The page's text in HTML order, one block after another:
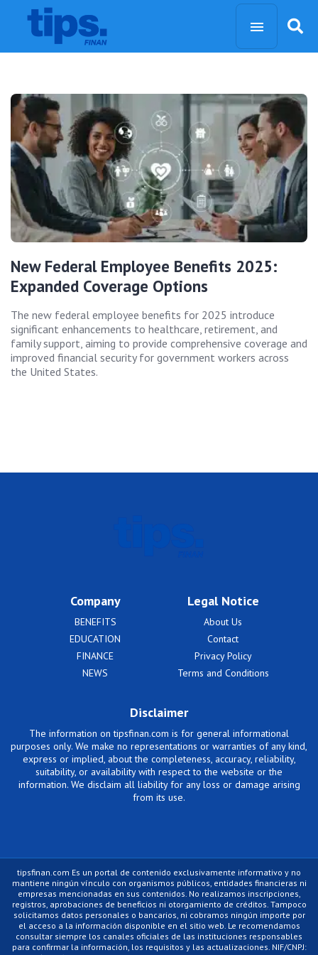
New Federal Employee Benefits 2025:
Expanded Coverage Options
The new federal employee benefits for 2025 introduce
significant enhancements to healthcare, retirement, and
family support, aiming to provide comprehensive coverage and
improved financial security for government workers across
the United States.
Company
BENEFITS
EDUCATION
FINANCE
NEWS
Legal Notice
About Us
Contact
Privacy Policy
Terms and Conditions
Disclaimer
The information on tipsfinan.com is for general informational
purposes only. We make no representations or warranties of any kind,
express or implied, about the completeness, accuracy, reliability,
suitability, or availability with respect to the website or the
information. We disclaim all liability for any loss or damage arising
from its use.
tipsfinan.com Es un portal de contenido exclusivamente informativo y no
mantiene ningún vínculo con organismos públicos, entidades financieras ni
empresas mencionadas en sus contenidos. No realizamos inscripciones,
registros, aprobaciones de beneficios ni otorgamiento de créditos. Tampoco
solicitamos datos personales o bancarios, ni cobramos ningún importe por
el acceso a la información disponible en el sitio web. Le recomendamos
consultar siempre los canales oficiales de las instituciones responsables
para confirmar la información, los requisitos y las actualizaciones. NIF/CNPJ: